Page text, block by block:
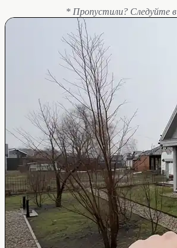
* Пропустили? Следуйте в